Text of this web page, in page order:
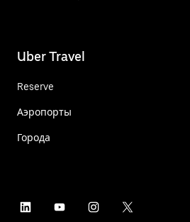
Uber Travel
Reserve
Аэропорты
Города